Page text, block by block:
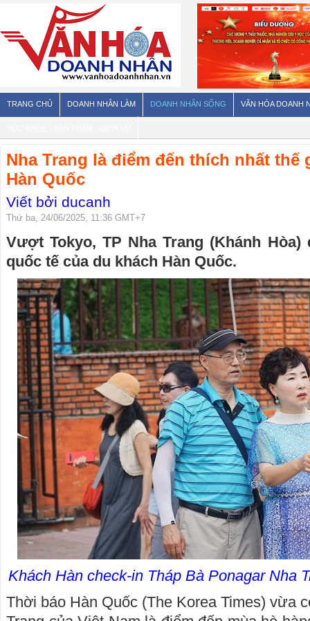
TRANG CHỦ DOANH NHÂN LÀM DOANH NHÂN SỐNG VĂN HÓA DOANH
Nha Trang là điểm đến thích nhất thế
Hàn Quốc
Viết bởi ducanh
Thứ ba, 24/06/2025, 11:36 GMT+7
Vượt Tokyo, TP Nha Trang (Khánh Hòa)
quốc tế của du khách Hàn Quốc.
Khách Hàn check-in Tháp Bà Ponagar Nha
Thời báo Hàn Quốc (The Korea Times) vừa